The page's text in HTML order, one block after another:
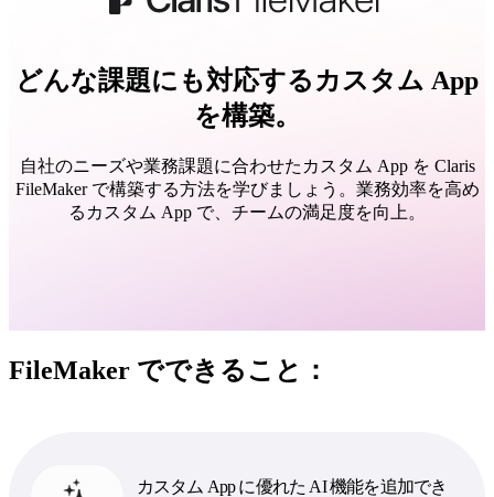
どんな課題にも対応するカスタム App
を構築。
自社のニーズや業務課題に合わせたカスタム App を Claris
FileMaker で構築する方法を学びましょう。業務効率を高め
るカスタム App で、チームの満足度を向上。
FileMaker でできること：
カスタム App に優れた AI 機能を追加でき